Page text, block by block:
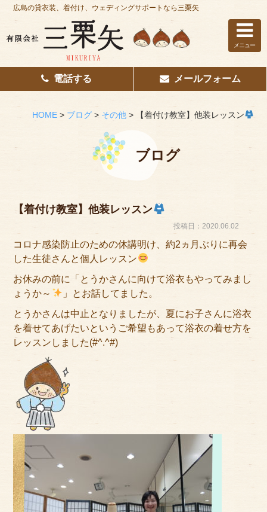
ホーム
はじめての方へ
その他サービス
アクセス
サイズのはかり方
よくある質問
ご利用の流れ
今月のオススメ衣装
成人式特設ページ
お問い合わせ
お客様の声
広島の貸衣装、着付け、ウェディングサポートなら三栗矢
メニュー
電話する メールフォーム
HOME> ブログ> その他> 【着付け教室】他装レッスン
ブログ
【着付け教室】他装レッスン
投稿日：2020.06.02
コロナ感染防止のための休講明け、約2ヵ月ぶりに再会
した生徒さんと個人レッスン
お休みの前に「とうかさんに向けて浴衣もやってみまし
ょうか～
」とお話してました。
とうかさんは中止となりましたが、夏にお子さんに浴衣
を着せてあげたいというご希望もあって浴衣の着せ方を
レッスンしました(#^.^#)